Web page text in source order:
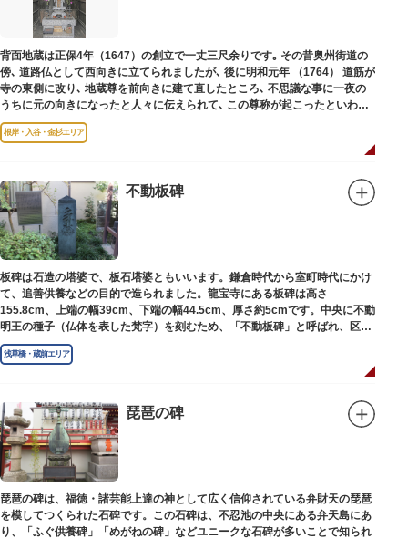
背面地蔵は正保4年（1647）の創立で一丈三尺余りです｡ その昔奥州街道の
傍､ 道路仏として西向きに立てられましたが､ 後に明和元年 （1764） 道筋が
寺の東側に改り､ 地蔵尊を前向きに建て直したところ､ 不思議な事に一夜の
うちに元の向きになったと人々に伝えられて､ この尊称が起こったといわれ
ています｡薬王寺（やくおうじ）にあります。
根岸・入谷・金杉エリア
不動板碑
板碑は石造の塔婆で、板石塔婆ともいいます。鎌倉時代から室町時代にかけ
て、追善供養などの目的で造られました。龍宝寺にある板碑は高さ
155.8cm、上端の幅39cm、下端の幅44.5cm、厚さ約5cmです。中央に不動
明王の種子（仏体を表した梵字）を刻むため、「不動板碑」と呼ばれ、区内
現存の板碑を代表するもののひとつです。
浅草橋・蔵前エリア
琵琶の碑
琵琶の碑は、福徳・諸芸能上達の神として広く信仰されている弁財天の琵琶
を模してつくられた石碑です。この石碑は、不忍池の中央にある弁天島にあ
り、「ふぐ供養碑」「めがねの碑」などユニークな石碑が多いことで知られ